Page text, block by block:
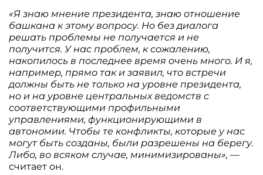
«Я знаю мнение президента, знаю отношение
башкана к этому вопросу. Но без диалога
решать проблемы не получается и не
получится. У нас проблем, к сожалению,
накопилось в последнее время очень много. И я,
например, прямо так и заявил, что встречи
должны быть не только на уровне президента,
но и на уровне центральных ведомств с
соответствующими профильными
управлениями, функционирующими в
автономии. Чтобы те конфликты, которые у нас
могут быть созданы, были разрешены на берегу.
Либо, во всяком случае, минимизированы», —
считает он.